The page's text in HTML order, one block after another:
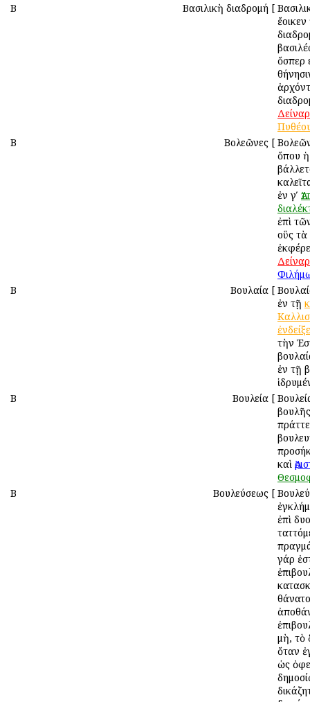
Β
Βασιλικὴ διαδρομή [
ὅσπερ
Β
Βολεῶνες [
ὅπου
ἐν γʹ
ἐπὶ
οὓς τὰ
Β
Βουλαία [
ἐν τῇ
τὴν
ἐν τῇ
Β
Βουλεία [
καὶ
Β
Βουλεύσεως [
ἐπὶ
γάρ
μὴ, τὸ
ὅταν
ὡς